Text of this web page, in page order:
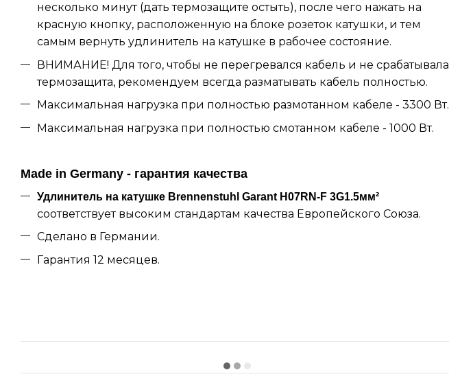
несколько минут (дать термозащите остыть), после чего нажать на
красную кнопку, расположенную на блоке розеток катушки, и тем
самым вернуть удлинитель на катушке в рабочее состояние.
ВНИМАНИЕ! Для того, чтобы не перегревался кабель и не срабатывала
термозащита, рекомендуем всегда разматывать кабель полностью.
Максимальная нагрузка при полностью размотанном кабеле - 3300 Вт.
Максимальная нагрузка при полностью смотанном кабеле - 1000 Вт.
Made in Germany - гарантия качества
Удлинитель на катушке Brennenstuhl Garant H07RN-F 3G1.5мм²
соответствует высоким стандартам качества Европейского Союза.
Сделано в Германии.
Гарантия 12 месяцев.